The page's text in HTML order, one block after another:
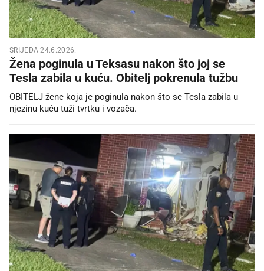
SRIJEDA 24.6.2026.
Žena poginula u Teksasu nakon što joj se
Tesla zabila u kuću. Obitelj pokrenula tužbu
OBITELJ žene koja je poginula nakon što se Tesla zabila u
njezinu kuću tuži tvrtku i vozača.